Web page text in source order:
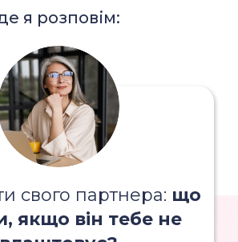
я розповім:
свого партнера: що
якщо він тебе не